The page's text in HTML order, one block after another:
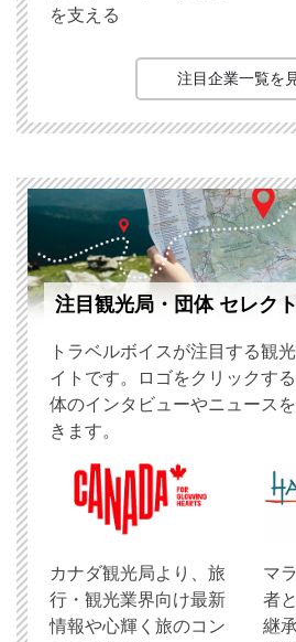
を支える
注目企業一覧を
注目観光局・団体 セレクト
トラベルボイスが注目する観
イトです。ロゴをクリックす
体のインタビューやニュース
きます。
​カナダ観光局より、旅
行・観光業界向け最新
情報や心輝く旅のコン
マ
者
継